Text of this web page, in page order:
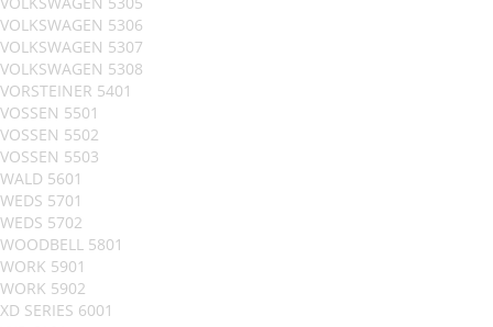
VOLKSWAGEN 5306
VOLKSWAGEN 5307
VOLKSWAGEN 5308
VORSTEINER 5401
VOSSEN 5501
VOSSEN 5502
VOSSEN 5503
WALD 5601
WEDS 5701
WEDS 5702
WOODBELL 5801
WORK 5901
WORK 5902
XD SERIES 6001